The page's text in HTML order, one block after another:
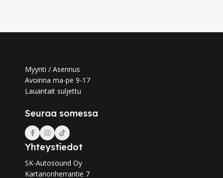
Myynti / Asennus
Avoinna ma-pe 9-17
Lauantait suljettu
Seuraa somessa
Yhteystiedot
SK-Autosound Oy
Kartanonherrantie 7